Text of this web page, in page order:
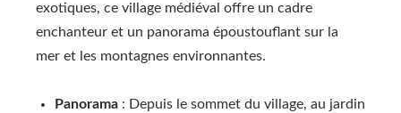
exotiques, ce village médiéval offre un cadre
enchanteur et un panorama époustouflant sur la
mer et les montagnes environnantes.
Panorama : Depuis le sommet du village, au jardin